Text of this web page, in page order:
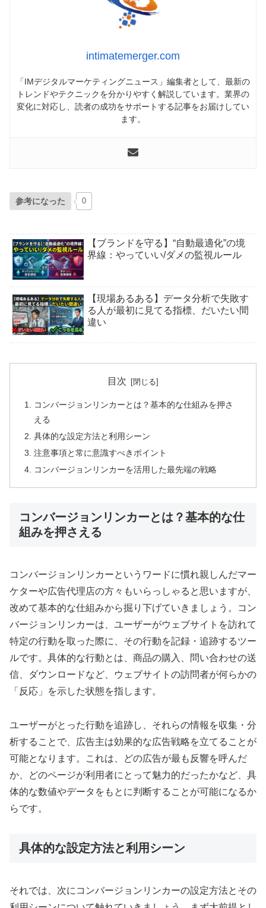
intimatemerger.com
「IMデジタルマーケティングニュース」編集者として、最新の
トレンドやテクニックを分かりやすく解説しています。業界の
変化に対応し、読者の成功をサポートする記事をお届けしてい
ます。
参考になった 0
【ブランドを守る】“自動最適化”の境
界線：やっていい/ダメの監視ルール
【現場あるある】データ分析で失敗す
る人が最初に見てる指標、だいたい間
違い
目次
コンバージョンリンカーとは？基本的な仕組みを押さ
える
具体的な設定方法と利用シーン
注意事項と常に意識すべきポイント
コンバージョンリンカーを活用した最先端の戦略
コンバージョンリンカーとは？基本的な仕
組みを押さえる
コンバージョンリンカーというワードに慣れ親しんだマー
ケターや広告代理店の方々もいらっしゃると思いますが、
改めて基本的な仕組みから掘り下げていきましょう。コン
バージョンリンカーは、ユーザーがウェブサイトを訪れて
特定の行動を取った際に、その行動を記録・追跡するツー
ルです。具体的な行動とは、商品の購入、問い合わせの送
信、ダウンロードなど、ウェブサイトの訪問者が何らかの
「反応」を示した状態を指します。
ユーザーがとった行動を追跡し、それらの情報を収集・分
析することで、広告主は効果的な広告戦略を立てることが
可能となります。これは、どの広告が最も反響を呼んだ
か、どのページが利用者にとって魅力的だったかなど、具
体的な数値やデータをもとに判断することが可能になるか
らです。
具体的な設定方法と利用シーン
それでは、次にコンバージョンリンカーの設定方法とその